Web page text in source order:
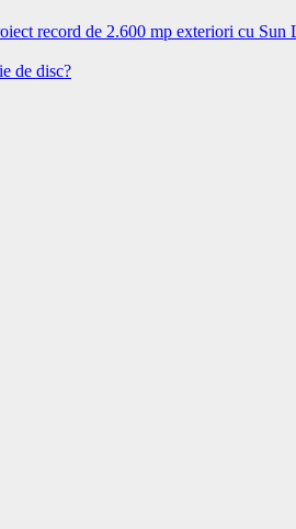
record de 2.600 mp exteriori cu Sun
de disc?